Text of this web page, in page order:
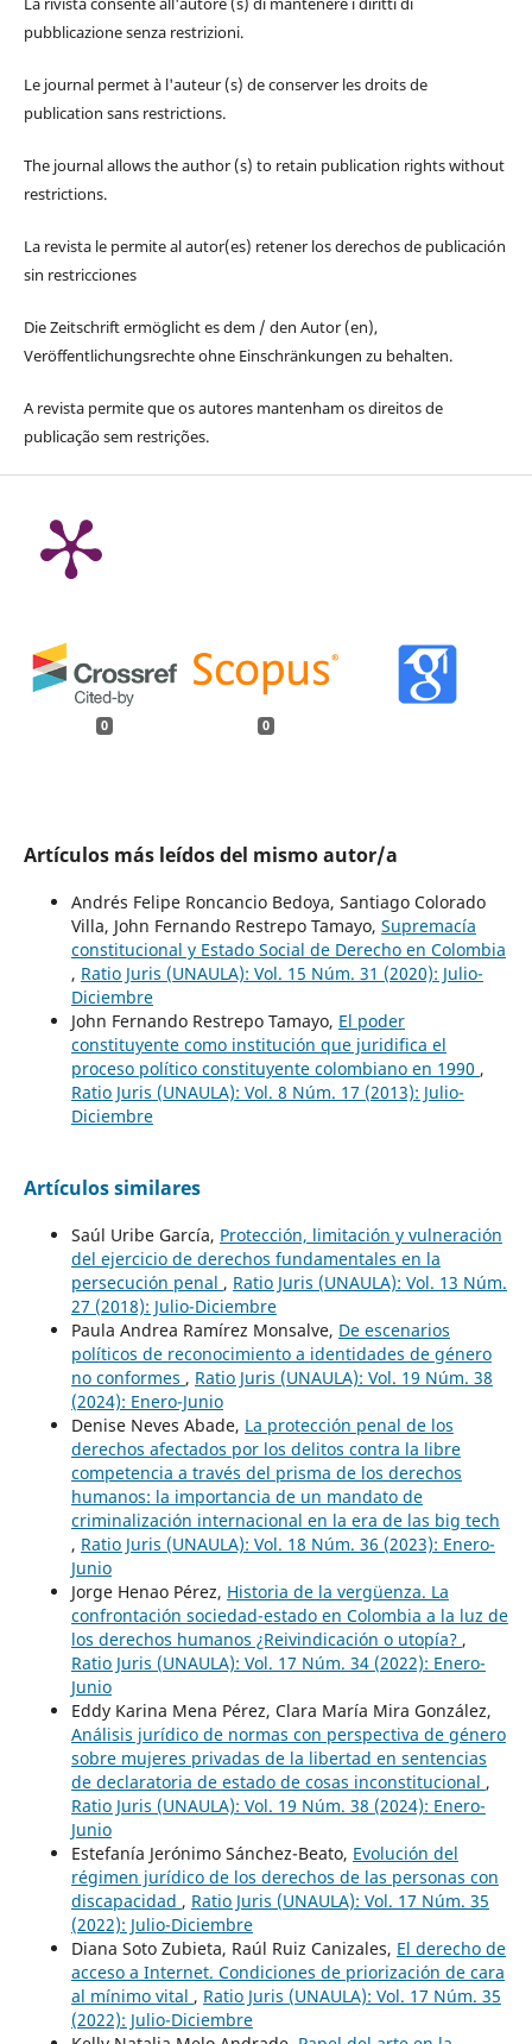
pubblicazione senza restrizioni.
Le journal permet à l'auteur (s) de conserver les droits de
publication sans restrictions.
The journal allows the author (s) to retain publication rights without
restrictions.
La revista le permite al autor(es) retener los derechos de publicación
sin restricciones
Die Zeitschrift ermöglicht es dem / den Autor (en),
Veröffentlichungsrechte ohne Einschränkungen zu behalten.
A revista permite que os autores mantenham os direitos de
publicação sem restrições.
0 0
Artículos más leídos del mismo autor/a
Andrés Felipe Roncancio Bedoya, Santiago Colorado
Villa, John Fernando Restrepo Tamayo, Supremacía
constitucional y Estado Social de Derecho en Colombia
, Ratio Juris (UNAULA): Vol. 15 Núm. 31 (2020): Julio-
Diciembre
John Fernando Restrepo Tamayo, El poder
constituyente como institución que juridifica el
proceso político constituyente colombiano en 1990 ,
Ratio Juris (UNAULA): Vol. 8 Núm. 17 (2013): Julio-
Diciembre
Artículos similares
Saúl Uribe García, Protección, limitación y vulneración
del ejercicio de derechos fundamentales en la
persecución penal , Ratio Juris (UNAULA): Vol. 13 Núm.
27 (2018): Julio-Diciembre
Paula Andrea Ramírez Monsalve, De escenarios
políticos de reconocimiento a identidades de género
no conformes , Ratio Juris (UNAULA): Vol. 19 Núm. 38
(2024): Enero-Junio
Denise Neves Abade, La protección penal de los
derechos afectados por los delitos contra la libre
competencia a través del prisma de los derechos
humanos: la importancia de un mandato de
criminalización internacional en la era de las big tech
, Ratio Juris (UNAULA): Vol. 18 Núm. 36 (2023): Enero-
Junio
Jorge Henao Pérez, Historia de la vergüenza. La
confrontación sociedad-estado en Colombia a la luz de
los derechos humanos ¿Reivindicación o utopía? ,
Ratio Juris (UNAULA): Vol. 17 Núm. 34 (2022): Enero-
Junio
Eddy Karina Mena Pérez, Clara María Mira González,
Análisis jurídico de normas con perspectiva de género
sobre mujeres privadas de la libertad en sentencias
de declaratoria de estado de cosas inconstitucional ,
Ratio Juris (UNAULA): Vol. 19 Núm. 38 (2024): Enero-
Junio
Estefanía Jerónimo Sánchez-Beato, Evolución del
régimen jurídico de los derechos de las personas con
discapacidad , Ratio Juris (UNAULA): Vol. 17 Núm. 35
(2022): Julio-Diciembre
Diana Soto Zubieta, Raúl Ruiz Canizales, El derecho de
acceso a Internet. Condiciones de priorización de cara
al mínimo vital , Ratio Juris (UNAULA): Vol. 17 Núm. 35
(2022): Julio-Diciembre